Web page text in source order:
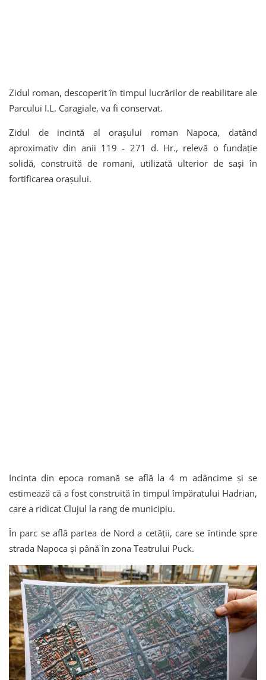
Zidul roman, descoperit în timpul lucrărilor de reabilitare ale
Parcului I.L. Caragiale, va fi conservat.
Zidul de incintă al orașului roman Napoca, datând
aproximativ din anii 119 - 271 d. Hr., relevă o fundație
solidă, construită de romani, utilizată ulterior de sași în
fortificarea orașului.
Incinta din epoca romană se află la 4 m adâncime și se
estimează că a fost construită în timpul împăratului Hadrian,
care a ridicat Clujul la rang de municipiu.
În parc se află partea de Nord a cetății, care se întinde spre
strada Napoca și până în zona Teatrului Puck.